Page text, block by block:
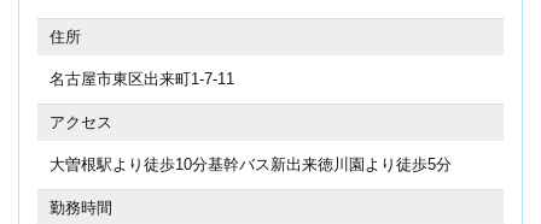
住所
名古屋市東区出来町1-7-11
アクセス
大曽根駅より徒歩10分基幹バス新出来徳川園より徒歩5分
勤務時間